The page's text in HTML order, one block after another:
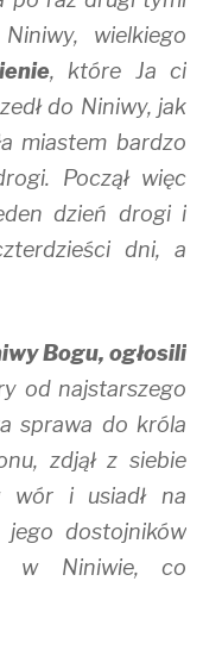
wielkiego
, które Ja ci
do Niniwy, jak
miastem bardzo
Począł więc
dzień drogi i
dni, a
Bogu, ogłosili
od najstarszego
sprawa do króla
zdjął z siebie
wór i usiadł na
dostojników
w Niniwie, co